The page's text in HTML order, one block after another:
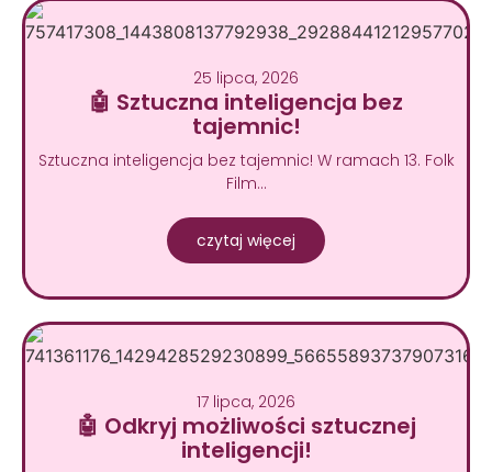
25 lipca, 2026
🤖 Sztuczna inteligencja bez
tajemnic!
Sztuczna inteligencja bez tajemnic! W ramach 13. Folk
Film…
czytaj więcej
17 lipca, 2026
🤖 Odkryj możliwości sztucznej
inteligencji!